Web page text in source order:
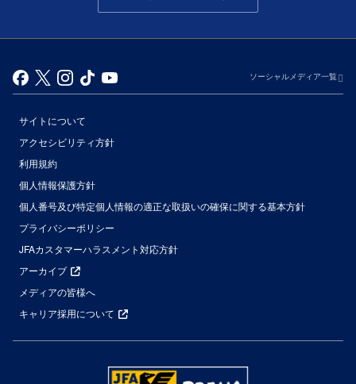
ソーシャルメディア一覧
サイトについて
アクセシビリティ方針
利用規約
個人情報保護方針
個人番号及び特定個人情報の適正な取扱いの確保に関する基本方針
プライバシーポリシー
JFAカスタマーハラスメント対応方針
アーカイブ
メディアの皆様へ
キャリア採用について